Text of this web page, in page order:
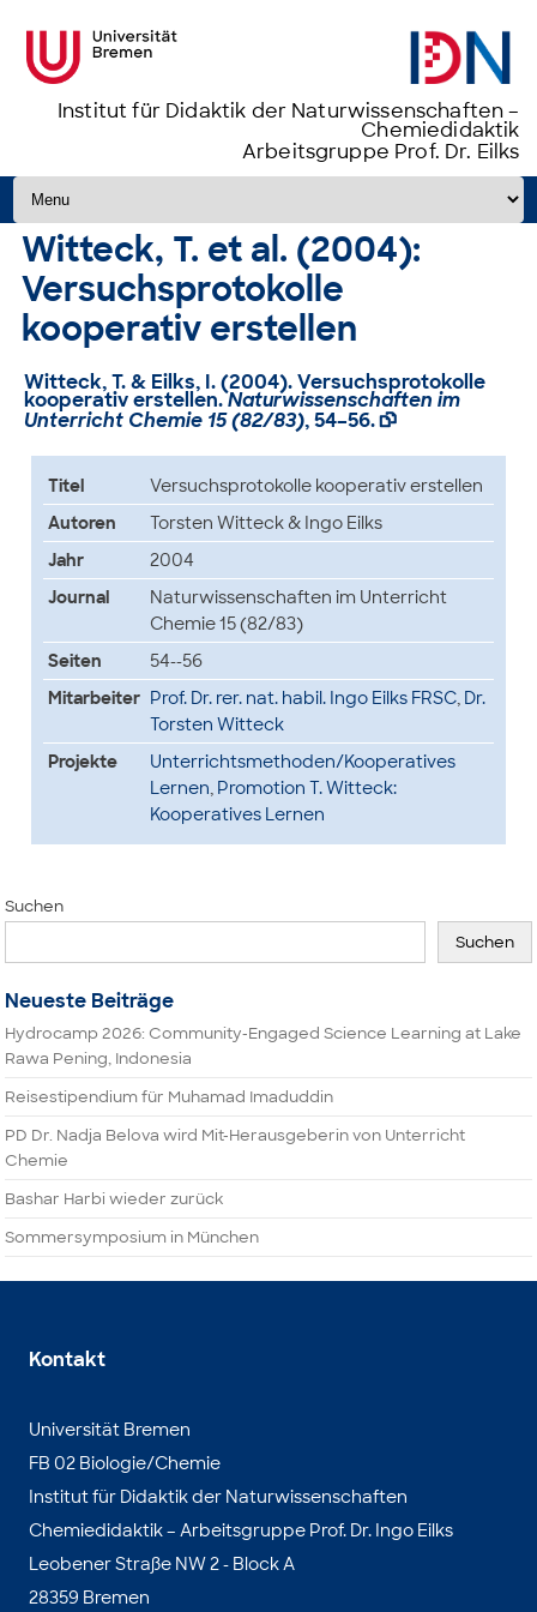
Institut für Didaktik der Naturwissenschaften –
Chemiedidaktik
Arbeitsgruppe Prof. Dr. Eilks
Zum Inhalt springen
Witteck, T. et al. (2004):
Versuchsprotokolle
kooperativ erstellen
Witteck, T. & Eilks, I. (2004). Versuchsprotokolle
kooperativ erstellen.Naturwissenschaften im
Unterricht Chemie 15 (82/83), 54–56. 
Titel
Versuchsprotokolle kooperativ erstellen
Autoren
Torsten Witteck & Ingo Eilks
Jahr
2004
Journal
Naturwissenschaften im Unterricht
Chemie 15 (82/83)
Seiten
54--56
Mitarbeiter Prof. Dr. rer. nat. habil. Ingo Eilks FRSC, Dr.
Torsten Witteck
Projekte
Unterrichtsmethoden/Kooperatives
Lernen, Promotion T. Witteck:
Kooperatives Lernen
Suchen
Suchen
Neueste Beiträge
Hydrocamp 2026: Community-Engaged Science Learning at Lake
Rawa Pening, Indonesia
Reisestipendium für Muhamad Imaduddin
PD Dr. Nadja Belova wird Mit-Herausgeberin von Unterricht
Chemie
Bashar Harbi wieder zurück
Sommersymposium in München
Kontakt
Universität Bremen
FB 02 Biologie/Chemie
Institut für Didaktik der Naturwissenschaften
Chemiedidaktik – Arbeitsgruppe Prof. Dr. Ingo Eilks
Leobener Straße NW 2 - Block A
28359 Bremen